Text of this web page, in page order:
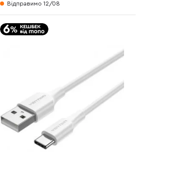
Відправимо 12/08